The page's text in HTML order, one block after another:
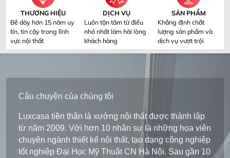
THƯƠNG HIỆU
Bề dày hơn 15 năm uy
tín, tin cậy trong lĩnh
vực nội thất
DỊCH VỤ
Luôn tận tâm từ điều
nhỏ nhất làm hài lòng
khách hàng
SẢN PHẨM
Khẳng định chất
lượng sản phẩm và
dịch vụ vượt trội
Câu chuyện của chúng tôi
Luxcasa tiền thân là xưởng nội thất được thành lập
từ năm 2009. Với hơn 10 nhân sự là những họa viên
chuyên ngành thiết kế nội thất, tạo dạng công nghiệp
tốt nghiệp Đại Học Mỹ Thuật CN Hà Nội. Sau gần 10